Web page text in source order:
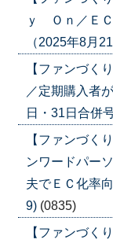
ｙ Ｏｎ／Ｅ
（2025年8月
【ファンづ
／定期購入者
日・31日合併
【ファンづ
ンワードパー
夫でＥＣ化率
9) (0835)
【ファンづく